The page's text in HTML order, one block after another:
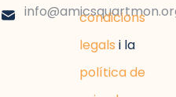
condicions
legals i la
política de